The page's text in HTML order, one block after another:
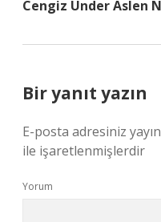
Cengiz Under Aslen
Bir yanıt yazın
E-posta adresiniz
ile işaretlenmişlerdir
Yorum